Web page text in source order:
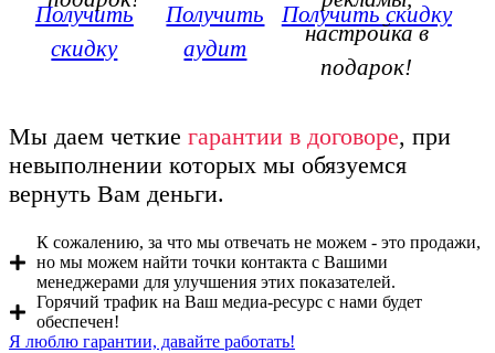
Получить
скидку
Получить
аудит
настройка в
подарок!
Получить скидку
Мы даем четкие гарантии в договоре, при
невыполнении которых мы обязуемся
вернуть Вам деньги.
К сожалению, за что мы отвечать не можем - это продажи,
но мы можем найти точки контакта с Вашими
менеджерами для улучшения этих показателей.
Горячий трафик на Ваш медиа-ресурс с нами будет
обеспечен!
Я люблю гарантии, давайте работать!